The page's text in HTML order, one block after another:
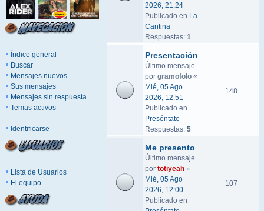
Índice general
Buscar
Mensajes nuevos
Sus mensajes
Mensajes sin respuesta
Temas activos
Identificarse
Lista de Usuarios
El equipo
2026, 21:24
Publicado en La
Cantina
Respuestas: 1
Presentación
Último mensaje
por gramofolo «
Mié, 05 Ago
2026, 12:51
Publicado en
Preséntate
Respuestas: 5
148
Me presento
Último mensaje
por totiyeah «
Mié, 05 Ago
2026, 12:00
Publicado en
107